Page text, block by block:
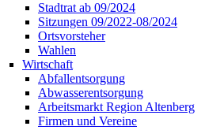
Stadtrat ab 09/2024
Sitzungen 09/2022-08/2024
Ortsvorsteher
Wahlen
Wirtschaft
Abfallentsorgung
Abwasserentsorgung
Arbeitsmarkt Region Altenberg
Firmen und Vereine